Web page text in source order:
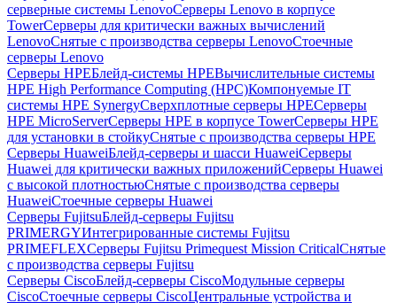
серверные системы LenovoСерверы Lenovo в корпусе
TowerСерверы для критически важных вычислений
LenovoСнятые с производства серверы LenovoСтоечные
серверы Lenovo
Серверы HPEБлейд-системы HPEВычислительные системы
HPE High Performance Computing (HPC)Компонуемые IT
системы HPE SynergyСверхплотные серверы HPEСерверы
HPE MicroServerСерверы HPE в корпусе TowerСерверы HPE
для установки в стойкуСнятые с производства серверы HPE
Серверы HuaweiБлейд-серверы и шасси HuaweiСерверы
Huawei для критически важных приложенийСерверы Huawei
с высокой плотностьюСнятые с производства серверы
HuaweiСтоечные серверы Huawei
Серверы FujitsuБлейд-серверы Fujitsu
PRIMERGYИнтегрированные системы Fujitsu
PRIMEFLEXСерверы Fujitsu Primequest Mission CriticalСнятые
с производства серверы Fujitsu
Серверы CiscoБлейд-серверы CiscoМодульные серверы
CiscoСтоечные серверы CiscoЦентральные устройства и